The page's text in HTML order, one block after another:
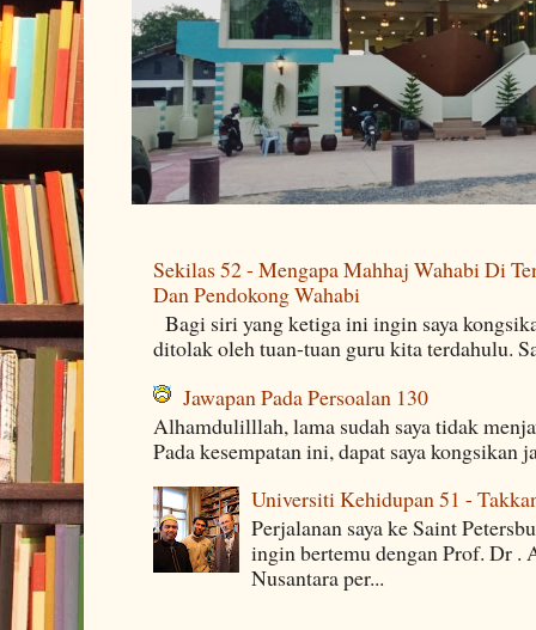
Sekilas 52 - Mengapa Mahhaj Wahabi Di
Dan Pendokong Wahabi
Bagi siri yang ketiga ini ingin saya
ditolak oleh tuan-tuan guru kita terdahulu.
Jawapan Pada Persoalan 130
Alhamdulilllah, lama sudah saya tidak
Pada kesempatan ini, dapat saya kongsikan
Universiti Kehidupan 51 -
Perjalanan saya ke Saint
ingin bertemu dengan Prof. Dr
Nusantara per...